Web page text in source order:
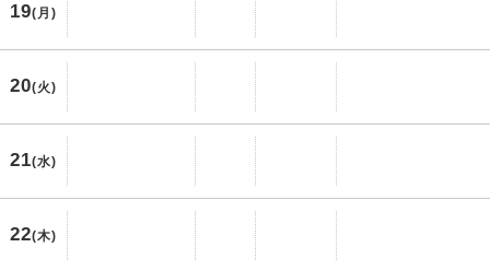
19(月)
20(火)
21(水)
22(木)